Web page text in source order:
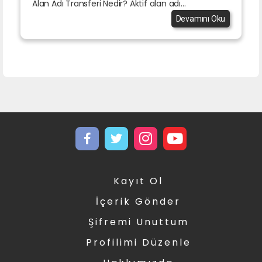
Alan Adı Transferi Nedir? Aktif alan adı...
Devamını Oku
Kayıt Ol
İçerik Gönder
Şifremi Unuttum
Profilimi Düzenle